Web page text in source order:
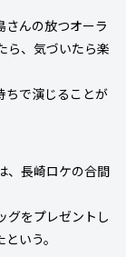
さんの放つオーラ
ら、気づいたら楽
ちで演じることが
、長崎ロケの合間
グをプレゼントし
いう。